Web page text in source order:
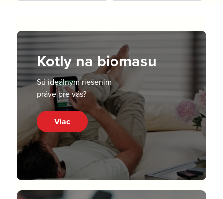
Kotly na biomasu
Sú ideálnym riešením
práve pre vás?
Viac